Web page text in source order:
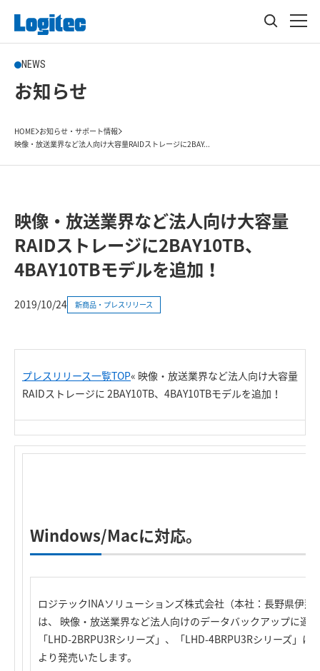
NEWS
お知らせ
HOME お知らせ・サポート情報
映像・放送業界など法人向け大容量RAIDストレージに2BAY...
映像・放送業界など法人向け大容量
RAIDストレージに2BAY10TB、
4BAY10TBモデルを追加！
2019/10/24 新商品・プレスリリース
プレスリリース一覧TOP« 映像・放送業界など法人向け大容量
RAIDストレージに 2BAY10TB、4BAY10TBモデルを追加！
Windows/Macに対応。
ロジテックINAソリューションズ株式会社（本社：長野県伊
は、 映像・放送業界など法人向けのデータバックアップに適
「LHD-2BRPU3Rシリーズ」、「LHD-4BRPU3Rシリーズ」
より発売いたします。